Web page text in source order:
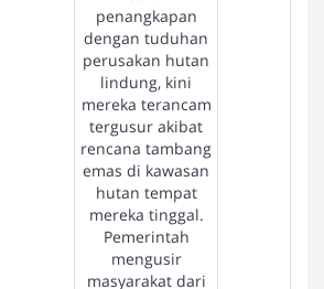
penangkapan
dengan tuduhan
perusakan hutan
lindung, kini
mereka terancam
tergusur akibat
rencana tambang
emas di kawasan
hutan tempat
mereka tinggal.
Pemerintah
mengusir
masyarakat dari